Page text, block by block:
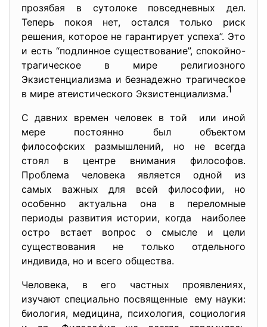
прозябая в сутолоке повседневных дел.
Теперь покоя нет, остался только риск
решения, которое не гарантирует успеха”. Это
и есть “подлинное существование”, спокойно-
трагическое в мире религиозного
Экзистенциализма и безнадежно трагическое
в мире атеистического Экзистенциализма.1
С давних времен человек в той или иной
мере постоянно был объектом
философских размышлений, но не всегда
стоял в центре внимания философов.
Проблема человека является одной из
самых важных для всей философии, но
особенно актуальна она в переломные
периоды развития истории, когда наиболее
остро встает вопрос о смысле и цели
существования не только отдельного
индивида, но и всего общества.
Человека, в его частных проявлениях,
изучают специально посвященные ему науки:
биология, медицина, психология, социология